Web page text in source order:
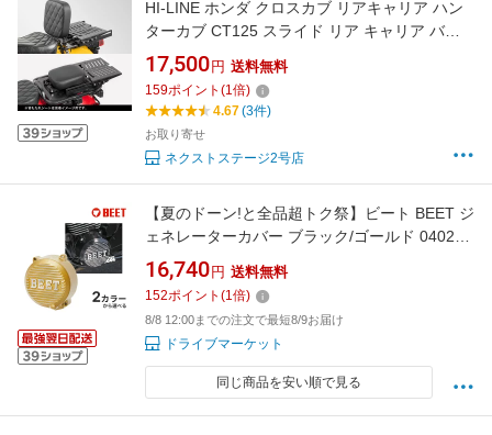
HI-LINE ホンダ クロスカブ リアキャリア ハン
ターカブ CT125 スライド リア キャリア バイ
ク用 クロスカブ トップケースリアキャリア 丈
夫 一体感 ステンレス製 フラットタイプ カスタ
ム 荷台 【タイプB】取寄せ
17,500 円 送料無料
159ポイント (1倍)
4.67(3件)
お取り寄せ
ネクストステージ2号店
【夏のドーン!と全品超トク祭】ビート BEET ジ
ェネレーターカバー ブラック/ゴールド 0402-
K03-04 / 0402-K03-10 カワサキ
Z400FX/Z400GP/ZEPHYR400/ZEPHYRχ用
16,740 円 送料無料
152ポイント (1倍)
8/8 12:00までの注文で最短8/9お届け
ドライブマーケット
同じ商品を安い順で見る